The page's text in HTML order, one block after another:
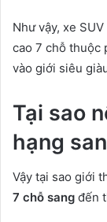
Như vậy, xe
cao 7 chỗ thuộc
vào giới siêu
Tại sao
hạng
Vậy tại sao giới
7 chỗ sang đến